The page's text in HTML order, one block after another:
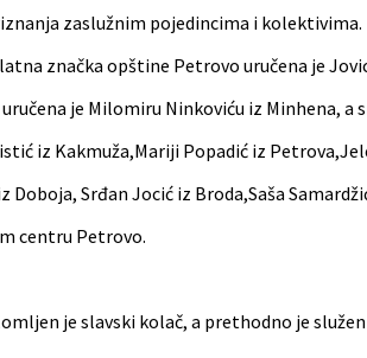
zaslužnim pojedincima i kolektivima.
značka opštine Petrovo uručena je
je Milomiru Ninkoviću iz Minhena, a
iz Kakmuža,Mariji Popadić iz
Srđan Jocić iz Broda,Saša
centru Petrovo.
je slavski kolač, a prethodno je